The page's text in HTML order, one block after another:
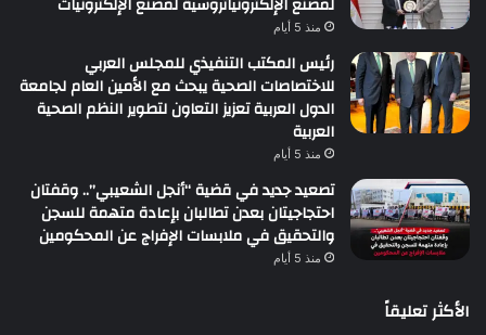
لمصنع الإلكترونياتروسية لمصنع الإلكترونيات
منذ 5 أيام
رئيس المكتب التنفيذي للمجلس العربي
للاختصاصات الصحية يبحث مع الأمين العام لجامعة
الدول العربية تعزيز التعاون لتطوير النظم الصحية
العربية
منذ 5 أيام
تصعيد جديد في قضية “أنجل الشعيبي”.. وقفتان
احتجاجيتان بعدن تطالبان بإعادة متهمة للسجن
والتحقيق في ملابسات الإفراج عن المحكومين
منذ 5 أيام
الأكثر تعليقاً